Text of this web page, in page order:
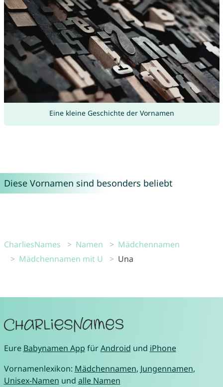
Eine kleine Geschichte der Vornamen
Diese Vornamen sind besonders beliebt
CharliesNames Namen
Mädchennamen
Mädchennamen mit U
Una
Eure Babynamen App fürAndroid und iPhone
Vornamenlexikon: Mädchennamen, Jungennamen,
Unisex-Namen und alle Namen